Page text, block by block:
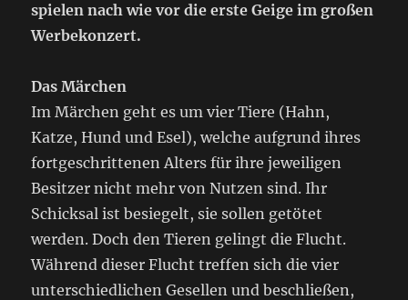
spielen nach wie vor die erste Geige im großen
Werbekonzert.
Das Märchen
Im Märchen geht es um vier Tiere (Hahn,
Katze, Hund und Esel), welche aufgrund ihres
fortgeschrittenen Alters für ihre jeweiligen
Besitzer nicht mehr von Nutzen sind. Ihr
Schicksal ist besiegelt, sie sollen getötet
werden. Doch den Tieren gelingt die Flucht.
Während dieser Flucht treffen sich die vier
unterschiedlichen Gesellen und beschließen,